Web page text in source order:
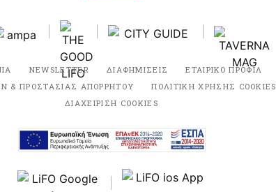
NEWSLETTER ΔΙΑΦΗΜΙΣΕΙΣ ΕΤΑΙΡΙΚΟ ΠΡΟΦΙΛ
& ΠΡΟΣΤΑΣΙΑΣ ΑΠΟΡΡΗΤΟΥ
ΠΟΛΙΤΙΚΗ ΧΡΗΣΗΣ COOKIES
ΔΙΑΧΕΙΡΙΣΗ COOKIES